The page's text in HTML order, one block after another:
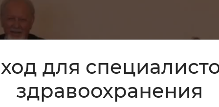
для
здравоохранения